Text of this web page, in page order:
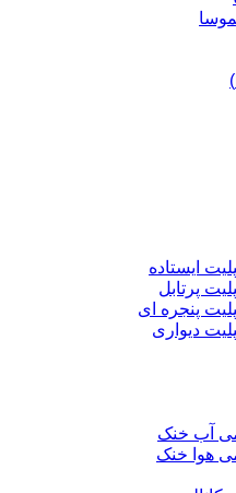
ایستاده
پرتابل
پنجره ای
دیواری
آب خنک
هوا خنک